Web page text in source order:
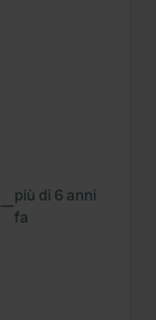
—più di 6 anni
fa